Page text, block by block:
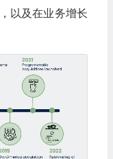
以及在业务增长